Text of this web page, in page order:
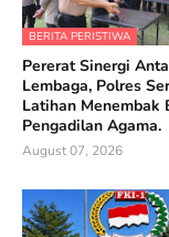
BERITA PERISTIWA
Pererat Sinergi
Lembaga, Polres
Latihan Menembak
Pengadilan Agama.
August 07, 2026